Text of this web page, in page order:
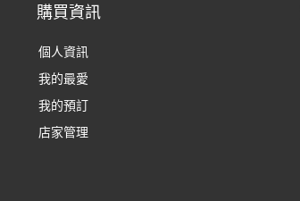
購買資訊
個人資訊
我的最愛
我的預訂
店家管理